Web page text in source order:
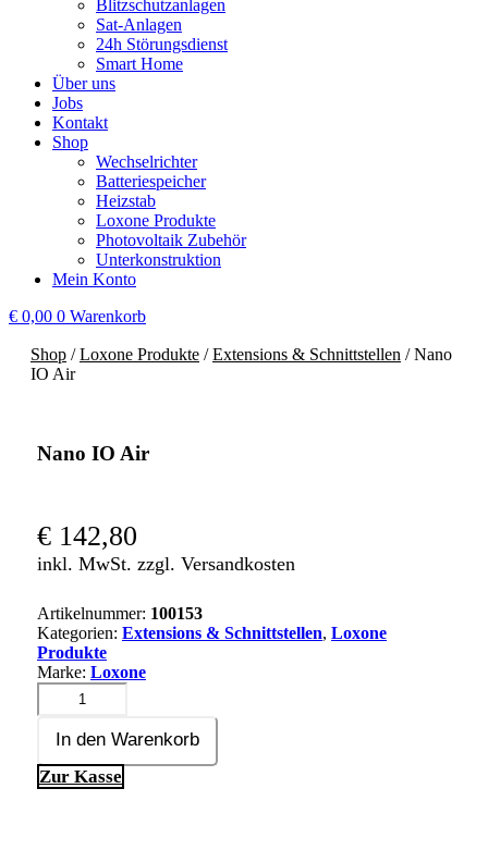
Blitzschutzanlagen
Sat-Anlagen
24h Störungsdienst
Smart Home
Über uns
Jobs
Kontakt
Shop
Wechselrichter
Batteriespeicher
Heizstab
Loxone Produkte
Photovoltaik Zubehör
Unterkonstruktion
Mein Konto
€ 0,00 0 Warenkorb
Shop /Loxone Produkte /Extensions & Schnittstellen / Nano
IO Air
Nano IO Air
€ 142,80
inkl. MwSt. zzgl. Versandkosten
Artikelnummer: 100153
Kategorien: Extensions & Schnittstellen, Loxone
Produkte
Marke: Loxone
Nano IO Air Menge
In den Warenkorb
Zur Kasse